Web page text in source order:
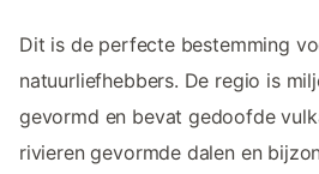
Dit is de perfecte bestemming
natuurliefhebbers. De regio is
gevormd en bevat gedoofde
rivieren gevormde dalen en